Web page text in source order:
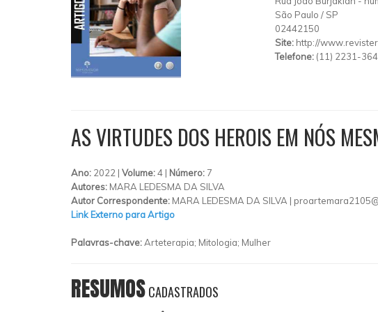
São Paulo / SP
02442150
Site: http://
Telefone: (11) 2231-
AS VIRTUDES DOS HEROIS EM NÓS
Ano: 2022 | Volume:4 | Número: 7
Autores: MARA LEDESMA DA SILVA
Autor Correspondente: MARA LEDESMA DA SILVA |
Link Externo para Artigo
Palavras-chave:Arteterapia; Mitologia; Mulher
RESUMOSCADASTRADOS